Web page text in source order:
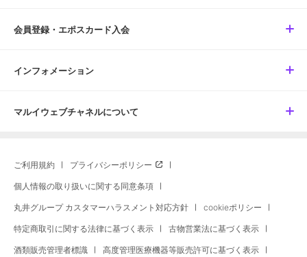
会員登録・エポスカード入会
インフォメーション
マルイウェブチャネルについて
ご利用規約 プライバシーポリシー
個人情報の取り扱いに関する同意条項
丸井グループ カスタマーハラスメント対応方針 cookieポリシー
特定商取引に関する法律に基づく表示 古物営業法に基づく表示
酒類販売管理者標識 高度管理医療機器等販売許可に基づく表示